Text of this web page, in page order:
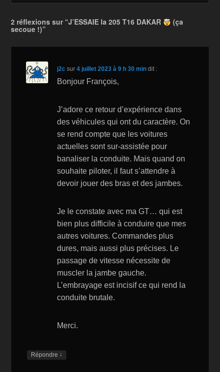
o
o
k
n
W
h
st
n
k
2 réflexions sur “J’ESSAIE la 205 T16 DAKAR (ça
secoue !)”
j2c sur4 juillet 2023 à 9 h 30 min dit :
Bonjour François,
J’adore ce retour d’expérience dans
des véhicules qui ont du caractère. On
se rend compte que les voitures
actuelles sont sur-assistée pour
banaliser la conduite. Mais quand on
souhaite piloter, il faut s’attendre à
devoir jouer des bras et des jambes.
Je le constate avec ma GT… qui est
bien plus difficile à conduire que mes
autres voitures. Commandes plus
dures, mais aussi plus précises. Le
passage de vitesse nécessite de
muscler la jambe gauche.
L’embrayage est incisif ce qui rend la
conduite brutale.
Merci.
Répondre ↓